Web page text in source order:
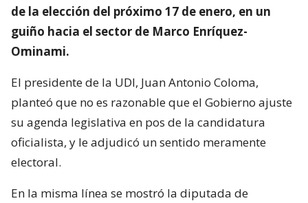
de la elección del próximo 17 de enero, en un
guiño hacia el sector de Marco Enríquez-
Ominami.
El presidente de la UDI, Juan Antonio Coloma,
planteó que no es razonable que el Gobierno ajuste
su agenda legislativa en pos de la candidatura
oficialista, y le adjudicó un sentido meramente
electoral.
En la misma línea se mostró la diputada de